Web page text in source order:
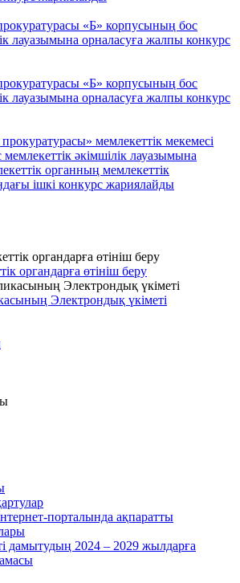
«Б» корпусының бос
лауазымына орналасуға жалпы конкурс
«Б» корпусының бос
лауазымына орналасуға жалпы конкурс
мемлекеттік мекемесі
әкімшілік лауазымына
органның мемлекеттік
ішкі конкурс жариялайды
органдарға өтініш беру
Электрондық үкіметі
порталында ақпаратты
дамытудың 2024 – 2029 жылдарға